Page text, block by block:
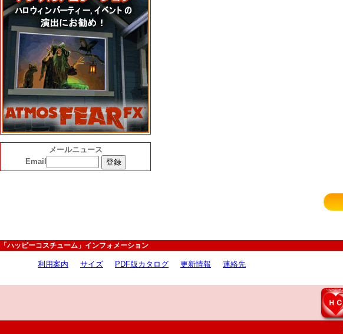
メールニュース
Email
「ハッピーコスチューム」インフォメーション
利用案内 サイズ PDF版カタログ 更新情報 連絡先